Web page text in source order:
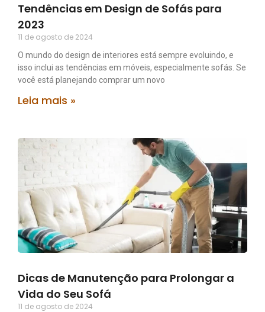
Tendências em Design de Sofás para
2023
11 de agosto de 2024
O mundo do design de interiores está sempre evoluindo, e
isso inclui as tendências em móveis, especialmente sofás. Se
você está planejando comprar um novo
Leia mais »
Dicas de Manutenção para Prolongar a
Vida do Seu Sofá
11 de agosto de 2024